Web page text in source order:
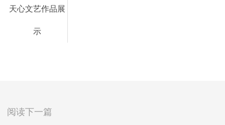
天心文艺作品展
示
阅读下一篇